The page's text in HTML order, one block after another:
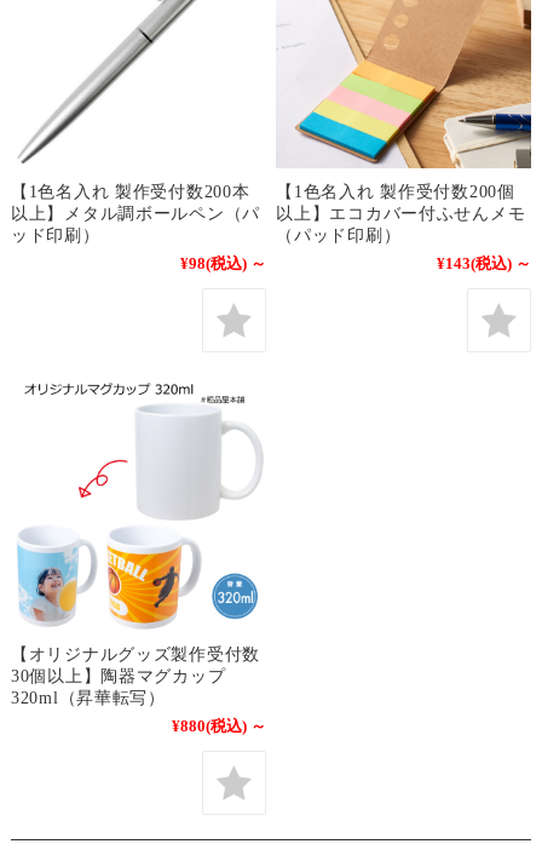
【1色名入れ 製作受付数200本
以上】メタル調ボールペン（パ
ッド印刷）
¥98(税込) ～
【1色名入れ 製作受付数200個
以上】エコカバー付ふせんメモ
（パッド印刷）
¥143(税込) ～
【オリジナルグッズ製作受付数
30個以上】陶器マグカップ
320ml（昇華転写）
¥880(税込) ～